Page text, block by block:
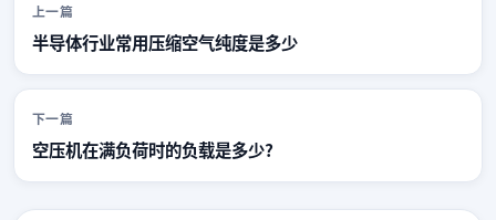
上一篇
半导体行业常用压缩空气纯度是多少
下一篇
空压机在满负荷时的负载是多少?